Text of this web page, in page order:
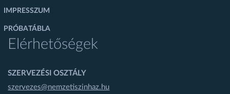
IMPRESSZUM
PRÓBATÁBLA
Elérhetőségek
SZERVEZÉSI OSZTÁLY
szervezes@nemzetiszinhaz.hu